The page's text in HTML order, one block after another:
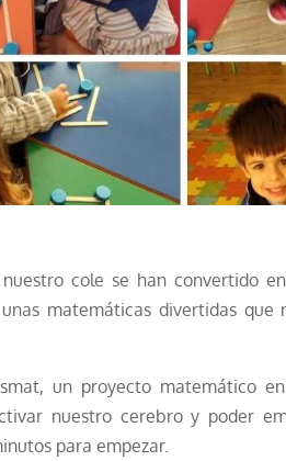
cole se han convertido
matemáticas divertidas que
un proyecto matemático
nuestro cerebro y poder
para empezar.